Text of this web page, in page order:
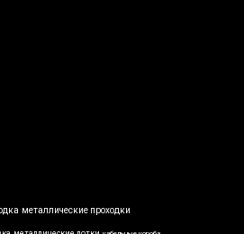
металлические проходки